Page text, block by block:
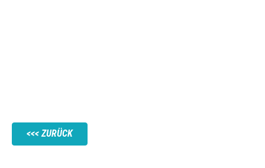
ZURÜCK